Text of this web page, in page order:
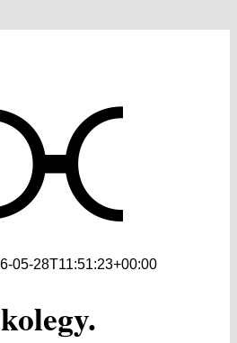
05-28T11:51:23+00:00